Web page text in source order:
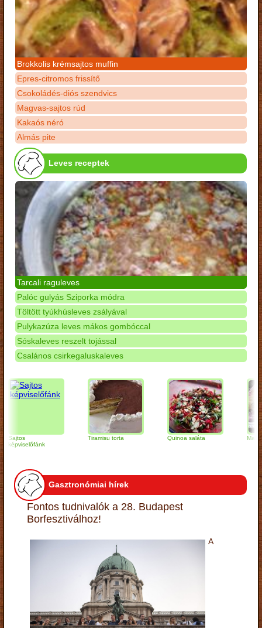
Brokkolis krémsajtos muffin
Epres-citromos frissítő
Csokoládés-diós szendvics
Magvas-sajtos rúd
Kakaós néró
Almás pite
Leves receptek
Tarcali raguleves
Palóc gulyás Sziporka módra
Töltött tyúkhúsleves zsályával
Pulykazúza leves mákos gombóccal
Sóskaleves reszelt tojással
Csalános csirkegaluskaleves
Tiramisu torta Quinoa saláta Mandulás
Gasztronómiai hírek
Fontos tudnivalók a 28. Budapest
Borfesztiválhoz!
A